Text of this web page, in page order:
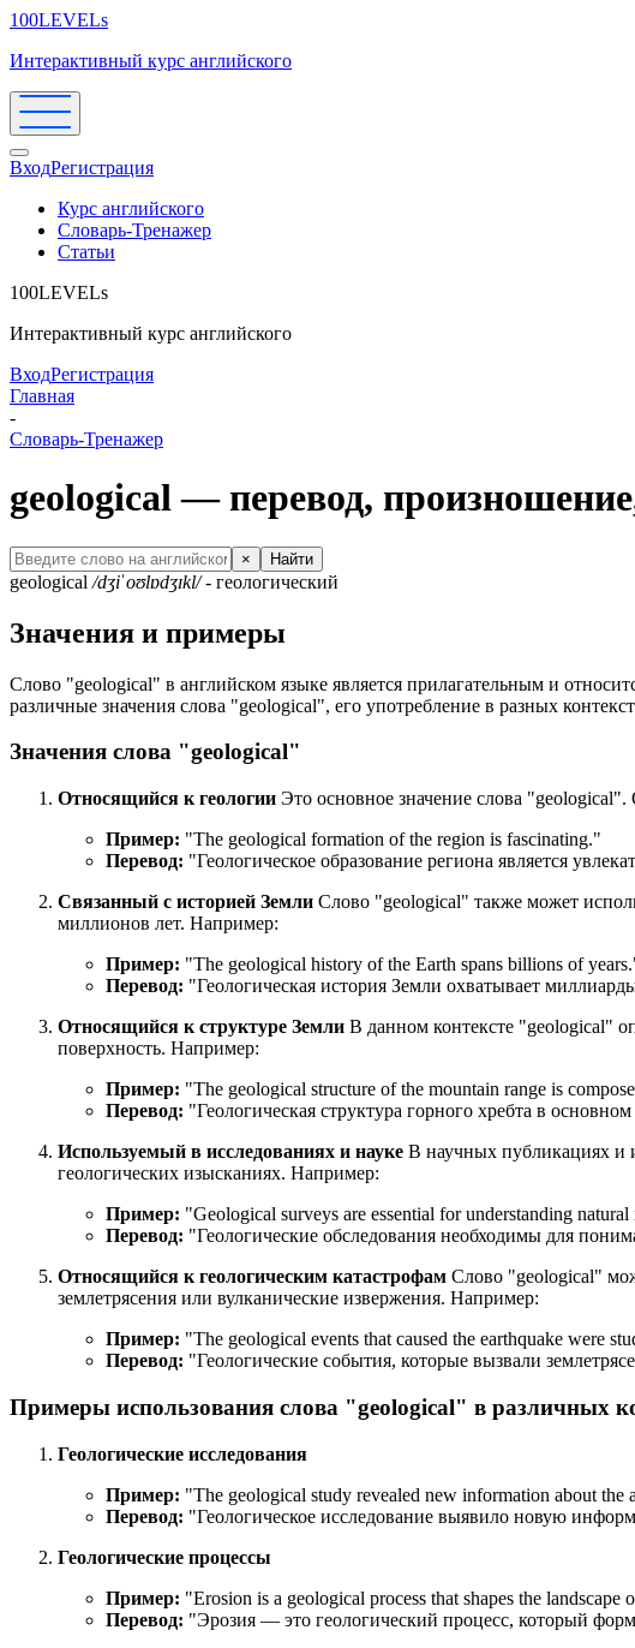
100LEVELs
Интерактивный курс английского
ВходРегистрация
Курс английского
Словарь-Тренажер
Статьи
100LEVELs
Интерактивный курс английского
ВходРегистрация
Главная
-
Словарь-Тренажер
geological — перевод,
× Найти
geological /dʒiˈoʊlɒdʒɪkl/- геологический
Значения и примеры
Слово "geological" в английском языке является прилагательным и
различные значения слова "geological", его употребление в разных
Значения слова "geological"
Относящийся к геологии Это основное значение слова
Пример: "The geological formation of the region is fascinating."
Перевод: "Геологическое образование региона является
Связанный с историей Земли Слово "geological" также может
миллионов лет. Например:
Пример: "The geological history of the Earth spans billions of years.
Перевод: "Геологическая история Земли охватывает
Относящийся к структуре Земли В данном контексте "geological"
поверхность. Например:
Пример: "The geological structure of the mountain range is
Перевод: "Геологическая структура горного хребта в
Используемый в исследованиях и науке В научных публикациях и
геологических изысканиях. Например:
Пример: "Geological surveys are essential for understanding natural
Перевод: "Геологические обследования необходимы для
Относящийся к геологическим катастрофам Слово "geological"
землетрясения или вулканические извержения. Например:
Пример: "The geological events that caused the earthquake were
Перевод: "Геологические события, которые вызвали
Примеры использования слова "geological" в различных
Геологические исследования
Пример: "The geological study revealed new information about the
Перевод: "Геологическое исследование выявило новую
Геологические процессы
Пример: "Erosion is a geological process that shapes the landscape
Перевод: "Эрозия — это геологический процесс, который